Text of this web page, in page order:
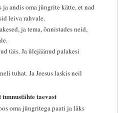
ja andis oma jüngrite kätte, et nad
leiva rahvale.
ja tema, õnnistades neid,
täis. Ja ülejäänud palakesi
tuhat. Ja Jeesus laskis neil
tunnustähte taevast
oma jüngritega paati ja läks